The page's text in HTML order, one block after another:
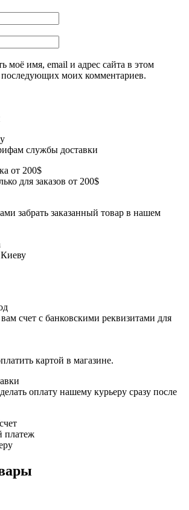
моё имя, email и адрес сайта в этом
последующих моих комментариев.
службы доставки
от 200$
для заказов от 200$
забрать заказанный товар в нашем
счет с банковскими реквизитами для
картой в магазине.
оплату нашему курьеру сразу после
платеж